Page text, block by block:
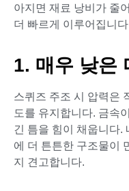
아지면 재료 낭비가 줄
더 빠르게 이루어집니
1. 매우 낮은
스퀴즈 주조 시 압력은
도를 유지합니다. 금속
긴 틈을 힘이 채웁니다.
에 더 튼튼한 구조물이
지 견고합니다.